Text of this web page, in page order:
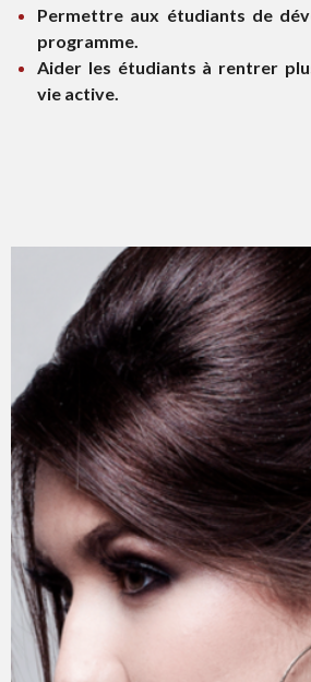
Permettre aux étudiants de
programme.
Aider les étudiants à rentrer
vie active.